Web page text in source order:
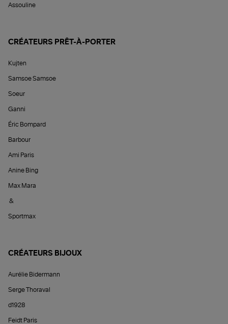
Assouline
CRÉATEURS PRÊT-À-PORTER
Kujten
Samsoe Samsoe
Soeur
Ganni
Éric Bompard
Barbour
Ami Paris
Anine Bing
Max Mara
&
Sportmax
CRÉATEURS BIJOUX
Aurélie Bidermann
Serge Thoraval
d1928
Feidt Paris